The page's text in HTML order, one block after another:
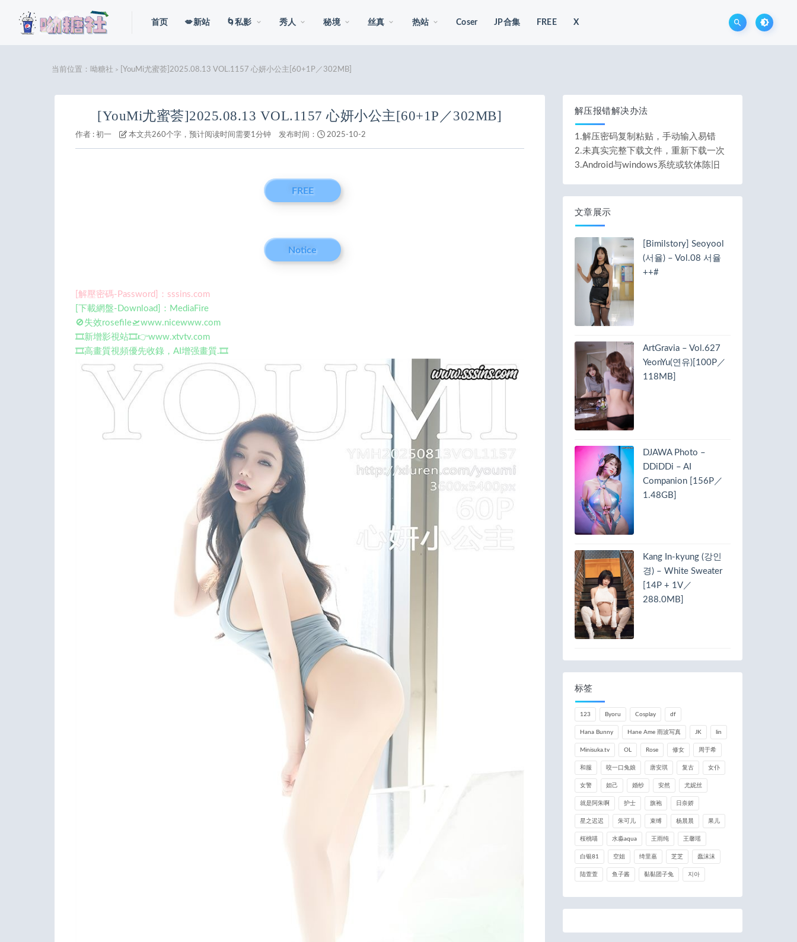
首页 💋新站 🌀私影 秀人 秘境 丝真 热站 Coser JP合集 FREE X
当前位置： 呦糖社 > [YouMi尤蜜荟]2025.08.13 VOL.1157 心妍小公主[60+1P／302MB]
[YouMi尤蜜荟]2025.08.13 VOL.1157 心妍小公主[60+1P／302MB]
作者 : 初一 本文共260个字，预计阅读时间需要1分钟 发布时间： 2025-10-2
FREE
Notice
[解壓密碼-Password]：sssins.com
[下載網盤-Download]：MediaFire
🚫失效rosefile🛫www.nicewww.com
🎞️新增影視站🎞️👉www.xtvtv.com
🎞️高畫質視頻優先收錄，AI增强畫質.🎞️
解压报错解决办法
1.解压密码复制粘贴，手动输入易错
2.未真实完整下载文件，重新下载一次
3.Android与windows系统或软体陈旧
文章展示
[Bimilstory] Seoyool
(서율) – Vol.08 서율
++#
ArtGravia – Vol.627
YeonYu(연유)[100P／
118MB]
DJAWA Photo –
DDiDDi – AI
Companion [156P／
1.48GB]
Kang In-kyung (강인
경) – White Sweater
[14P + 1V／
288.0MB]
标签
123 Byoru Cosplay df
Hana Bunny Hane Ame 雨波写真 JK lin
Minisuka.tv OL Rose 修女 周于希
和服 咬一口兔娘 唐安琪 复古 女仆
女警 妲己 婚纱 安然 尤妮丝
就是阿朱啊 护士 旗袍 日奈娇
星之迟迟 朱可儿 束缚 杨晨晨 果儿
桜桃喵 水淼aqua 王雨纯 王馨瑶
白银81 空姐 绮里嘉 芝芝 蠢沫沫
陆萱萱 鱼子酱 黏黏团子兔 지아